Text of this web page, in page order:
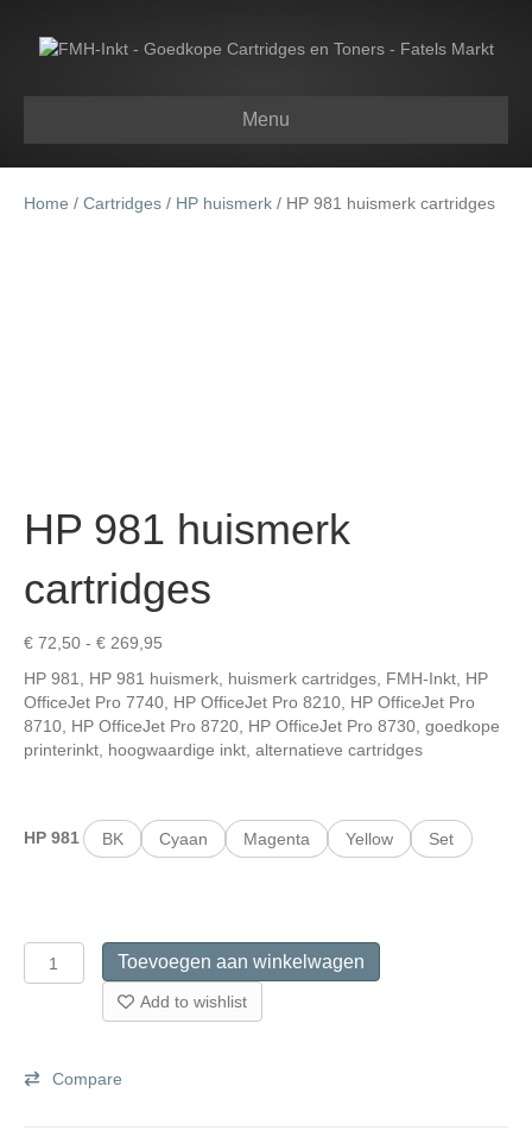
Menu
Home / Cartridges / HP huismerk / HP 981 huismerk cartridges
HP 981 huismerk
cartridges
€ 72,50 - € 269,95
tot
€ 269,95
HP 981, HP 981 huismerk, huismerk cartridges, FMH-Inkt, HP
OfficeJet Pro 7740, HP OfficeJet Pro 8210, HP OfficeJet Pro
8710, HP OfficeJet Pro 8720, HP OfficeJet Pro 8730, goedkope
printerinkt, hoogwaardige inkt, alternatieve cartridges
HP 981 BK Cyaan Magenta Yellow Set
981
cartridges
Toevoegen aan winkelwagen
Add to wishlist
Compare